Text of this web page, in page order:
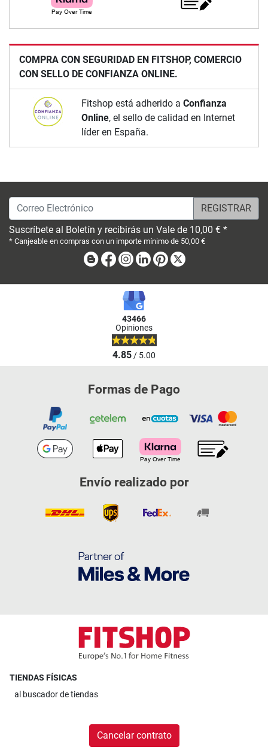
COMPRA CON SEGURIDAD EN FITSHOP, COMERCIO
CON SELLO DE CONFIANZA ONLINE.
Fitshop está adherido a Confianza
Online, el sello de calidad en Internet
líder en España.
Correo Electrónico
Suscríbete al Boletín y recibirás un Vale de 10,00 € *
* Canjeable en compras con un importe mínimo de 50,00 €
BlogFacebook
Instagram
LinkedinPinterest
43466
Opiniones
4.85/ 5.00
Formas de Pago
Envío realizado por
TIENDAS FÍSICAS
al buscador de tiendas
Cancelar contrato